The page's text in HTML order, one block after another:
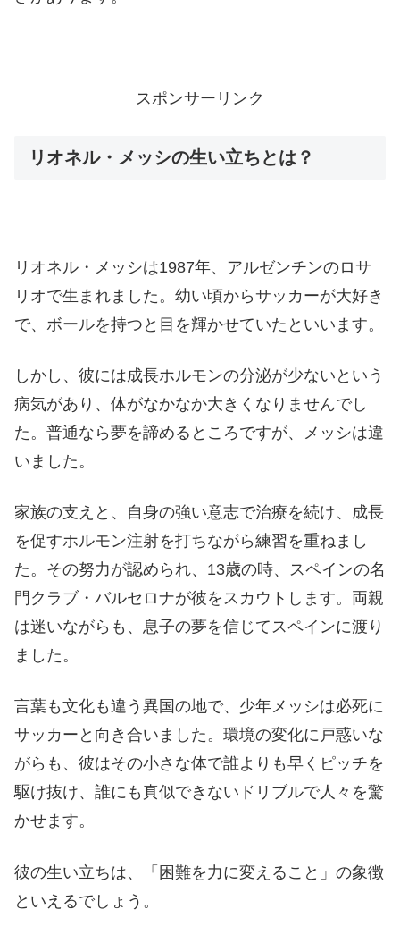
スポンサーリンク
リオネル・メッシの生い立ちとは？
リオネル・メッシは1987年、アルゼンチンのロサ
リオで生まれました。幼い頃からサッカーが大好き
で、ボールを持つと目を輝かせていたといいます。
しかし、彼には成長ホルモンの分泌が少ないという
病気があり、体がなかなか大きくなりませんでし
た。普通なら夢を諦めるところですが、メッシは違
いました。
家族の支えと、自身の強い意志で治療を続け、成長
を促すホルモン注射を打ちながら練習を重ねまし
た。その努力が認められ、13歳の時、スペインの名
門クラブ・バルセロナが彼をスカウトします。両親
は迷いながらも、息子の夢を信じてスペインに渡り
ました。
言葉も文化も違う異国の地で、少年メッシは必死に
サッカーと向き合いました。環境の変化に戸惑いな
がらも、彼はその小さな体で誰よりも早くピッチを
駆け抜け、誰にも真似できないドリブルで人々を驚
かせます。
彼の生い立ちは、「困難を力に変えること」の象徴
といえるでしょう。